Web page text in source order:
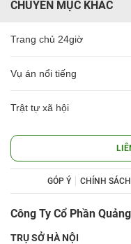
CHUYÊN MỤC KHÁC
Trang chủ 24giờ
Vụ án nổi tiếng
Trật tự xã hội
GÓP Ý CHÍNH
Công Ty Cổ Phần
TRỤ SỞ HÀ NỘI